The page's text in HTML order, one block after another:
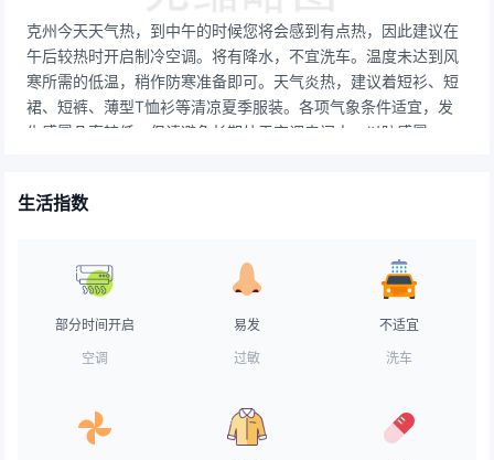
克州今天天气热，到中午的时候您将会感到有点热，因此建议在
午后较热时开启制冷空调。将有降水，不宜洗车。温度未达到风
寒所需的低温，稍作防寒准备即可。天气炎热，建议着短衫、短
裙、短裤、薄型T恤衫等清凉夏季服装。各项气象条件适宜，发
生感冒几率较低。但请避免长期处于空调房间中，以防感冒。属
明显影响。天气较好，路面干燥，交通气象条件良好，车辆可以
来吸收一下太阳的味道吧！天气太热，不适合垂钓。炎炎夏日
里，出行尽量穿浅色或素色服装。天气较热，易出汗，建议使用
生活指数
部分时间开启
空调
易发
过敏
不适宜
洗车